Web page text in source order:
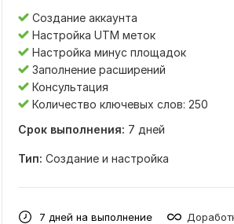
Создание аккаунта
Настройка UTM меток
Настройка минус площадок
Заполнение расширений
Консультация
Количество ключевых слов: 250
Срок выполнения: 7 дней
Тип: Создание и настройка
7 дней на выполнение